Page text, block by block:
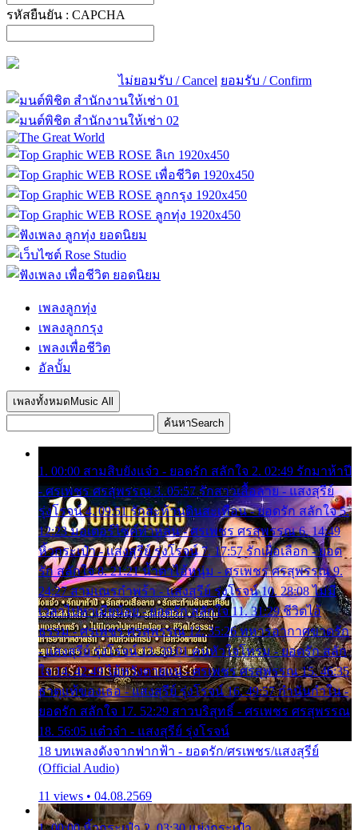
รหัสยืนยัน : CAPCHA
ไม่ยอมรับ / Cancel ยอมรับ / Confirm
เพลงลูกทุ่ง
เพลงลูกกรุง
เพลงเพื่อชีวิต
อัลบั้ม
เพลงทั้งหมด Music All
ค้นหาSearch
1. 00:00 สามสิบยังแจ๋ว - ยอดรัก สลักใจ 2. 02:49 รักมาห้าปี
- ศรเพชร ศรสุพรรณ 3. 05:57 รักสาวเสื้อลาย - แสงสุรีย์
รุ่งโรจน์ 4. 09:51 รักสะท้านดินสะเทือน - ยอดรัก สลักใจ 5.
12:23 มอเตอร์ไซค์ทำหล่น - ศรเพชร ศรสุพรรณ 6. 14:49
หิ้วกระเป๋า - แสงสุรีย์ รุ่งโรจน์ 7. 17:57 รักเผื่อเลือก - ยอด
รัก สลักใจ 8. 21:21 น้ำตาไอ้หนุ่ม - ศรเพชร ศรสุพรรณ 9.
24:27 สามเณรกำพร้า - แสงสุรีย์ รุ่งโรจน์ 10. 28:08 ไม่มี
เวลาไปหาเมียน้อย - ยอดรัก สลักใจ 11. 31:29 ชีวิตไอ้
ธรรม - ศรเพชร ศรสุพรรณ 12. 35:26 ทหารอากาศขาดรัก
- แสงสุรีย์ รุ่งโรจน์ 13. 39:01 คนหัวใจโทรม - ยอดรัก สลัก
ใจ 14. 42:49 ไอ้หวังตายแน่ - ศรเพชร ศรสุพรรณ 15. 46:35
ธาตุแท้ของเธอ - แสงสุรีย์ รุ่งโรจน์ 16. 49:57 กำนันกำใน -
ยอดรัก สลักใจ 17. 52:29 สาวบริสุทธิ์ - ศรเพชร ศรสุพรรณ
18. 56:05 แต๋วจ๋า - แสงสุรีย์ รุ่งโรจน์
18 บทเพลงดังจากฟากฟ้า - ยอดรัก/ศรเพชร/แสงสุรีย์
(Official Audio)
11 views • 04.08.2569